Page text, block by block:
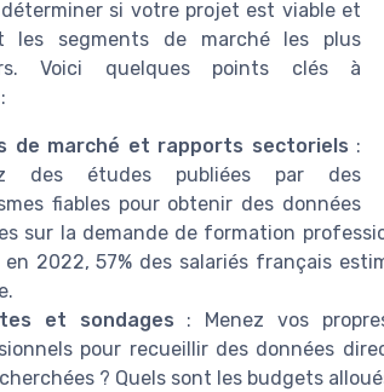
si votre projet est viable et
les segments de marché les plus
Voici quelques points clés à
de marché et rapports sectoriels :
des études publiées par des
fiables pour obtenir des données
sur la demande de formation
en 2022, 57% des salariés français
et sondages : Menez vos
pour recueillir des données
? Quels sont les budgets